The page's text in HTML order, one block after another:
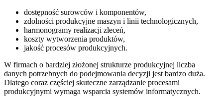
dostępność surowców i komponentów,
zdolności produkcyjne maszyn i linii technologicznych,
harmonogramy realizacji zleceń,
koszty wytworzenia produktów,
jakość procesów produkcyjnych.
W firmach o bardziej złożonej strukturze produkcyjnej liczba
danych potrzebnych do podejmowania decyzji jest bardzo duża.
Dlatego coraz częściej skuteczne zarządzanie procesami
produkcyjnymi wymaga wsparcia systemów informatycznych.